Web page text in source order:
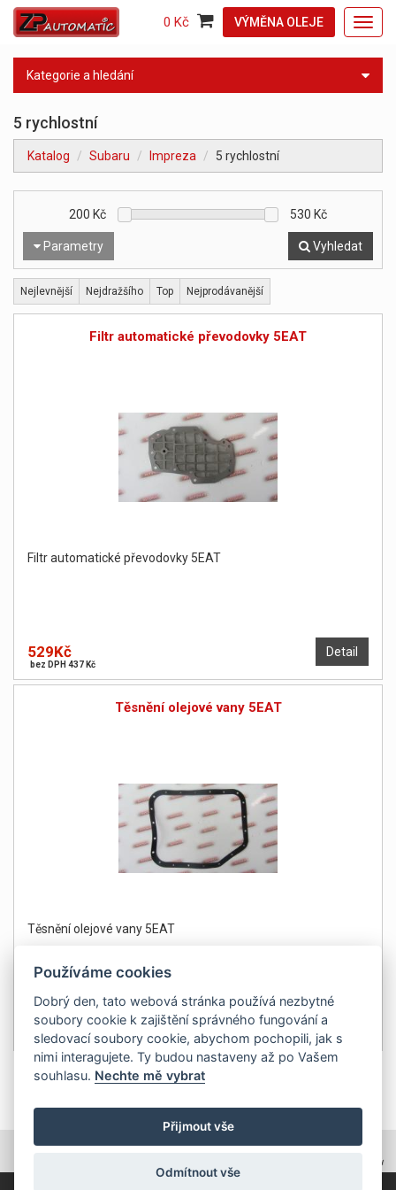
VÝMĚNA OLEJE
0 Kč
Kategorie a hledání
5 rychlostní
Katalog Subaru Impreza 5 rychlostní
Parametry
200 Kč 530 Kč
Vyhledat
Nejlevnější Nejdražšího Top Nejprodávanější
Filtr automatické převodovky 5EAT
Filtr automatické převodovky 5EAT
Detail
529Kč
bez DPH 437 Kč
Těsnění olejové vany 5EAT
Těsnění olejové vany 5EAT
Detail
299Kč
bez DPH 247 Kč
1
TOPWEBY - webhosting, domény, tvorba www
Používáme cookies
Dobrý den, tato webová stránka používá nezbytné
soubory cookie k zajištění správného fungování a
sledovací soubory cookie, abychom pochopili, jak s
nimi interagujete. Ty budou nastaveny až po Vašem
souhlasu. Nechte mě vybrat
Přijmout vše
Odmítnout vše